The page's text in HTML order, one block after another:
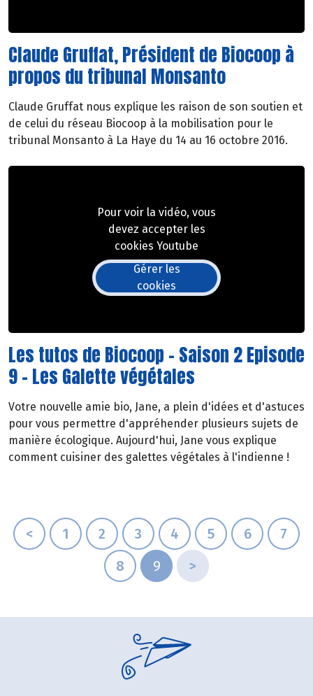
Claude Gruffat, Président de Biocoop à
propos du tribunal Monsanto
Claude Gruffat nous explique les raison de son soutien et
de celui du réseau Biocoop à la mobilisation pour le
tribunal Monsanto à La Haye du 14 au 16 octobre 2016.
Pour voir la vidéo, vous
devez accepter les
cookies Youtube
Gérer les
cookies
Les tutos de Biocoop - Saison 2 Episode
9 - Les Galette végétales
Votre nouvelle amie bio, Jane, a plein d'idées et d'astuces
pour vous permettre d'appréhender plusieurs sujets de
manière écologique. Aujourd'hui, Jane vous explique
comment cuisiner des galettes végétales à l'indienne !
< 1 2 3 4 5 6
7
8
9 >